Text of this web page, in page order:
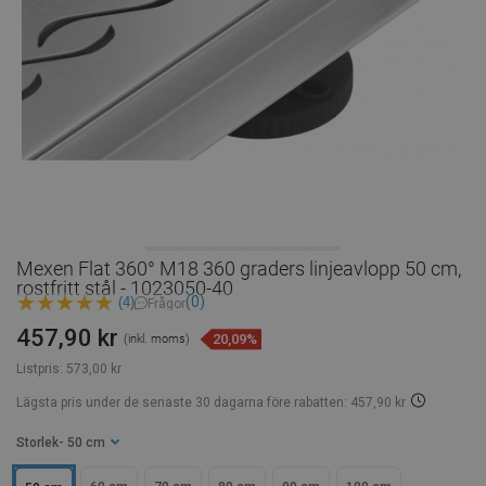
Mexen Flat 360° M18 360 graders linjeavlopp 50 cm,
rostfritt stål - 1023050-40
(4) Frågor(0)
Listpris: 573,00 kr
457,90 kr (inkl. moms) 20,09%
Lägsta pris under de senaste 30 dagarna före rabatten: 457,90 kr
Storlek - 50 cm